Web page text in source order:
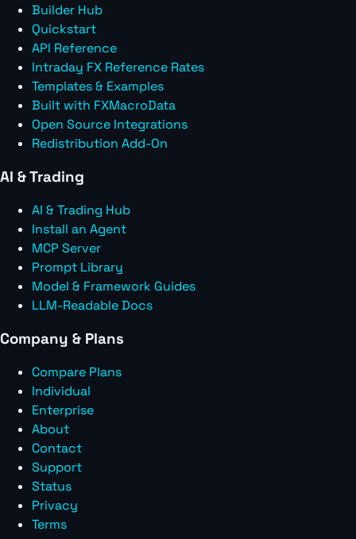
Builder Hub
Quickstart
API Reference
Intraday FX Reference Rates
Templates & Examples
Built with FXMacroData
Open Source Integrations
Redistribution Add-On
AI & Trading
AI & Trading Hub
Install an Agent
MCP Server
Prompt Library
Model & Framework Guides
LLM-Readable Docs
Company & Plans
Compare Plans
Individual
Enterprise
About
Contact
Support
Status
Privacy
Terms